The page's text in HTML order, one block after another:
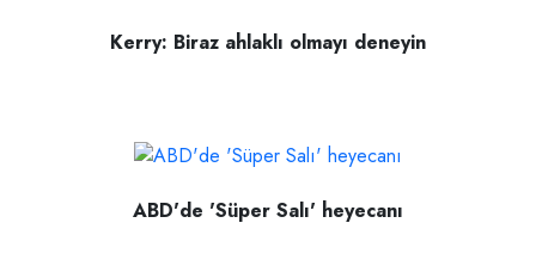
Kerry: Biraz ahlaklı olmayı deneyin
ABD'de 'Süper Salı' heyecanı